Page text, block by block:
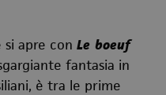
si apre con Le boeuf
fantasia in
è tra le prime